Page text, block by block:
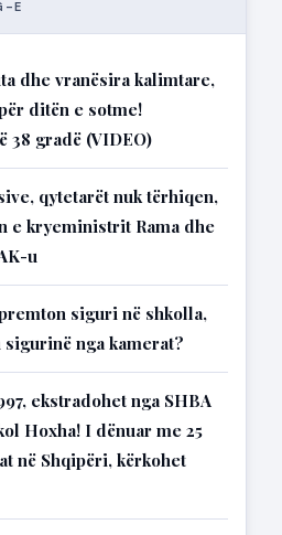
E
dhe vranësira kalimtare,
ditën e sotme!
38 gradë (VIDEO)
qytetarët nuk tërhiqen,
e kryeministrit Rama dhe
u
siguri në shkolla,
nga kamerat?
ekstradohet nga SHBA
Hoxha! I dënuar me 25
në Shqipëri, kërkohet